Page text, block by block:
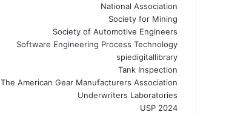
National Association
Society for Mining
Society of Automotive Engineers
Software Engineering Process Technology
spiedigitallibrary
Tank Inspection
The American Gear Manufacturers Association
Underwriters Laboratories
USP 2024